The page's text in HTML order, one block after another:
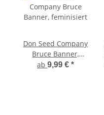
Don Seed Company
Bruce Banner,
feminisiert
ab9,99 €*